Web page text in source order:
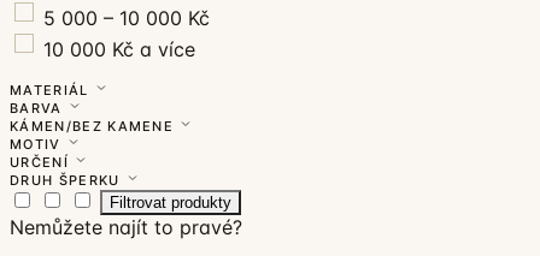
5 000 – 10 000 Kč
10 000 Kč a více
MATERIÁL
BARVA
KÁMEN/BEZ KAMENE
MOTIV
URČENÍ
DRUH ŠPERKU
Filtrovat produkty
Nemůžete najít to pravé?